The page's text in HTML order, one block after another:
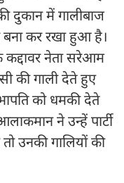
दुकान में गालीबाज
कर रखा हुआ है।
कद्दावर नेता सरेआम
की गाली देते हुए
को धमकी देते
ने उन्हें पार्टी
उनकी गालियों की